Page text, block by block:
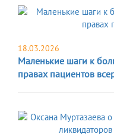
18.03.2026
Маленькие шаги к
правах пациентов